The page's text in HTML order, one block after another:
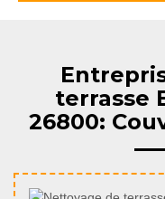
terrasse
26800: